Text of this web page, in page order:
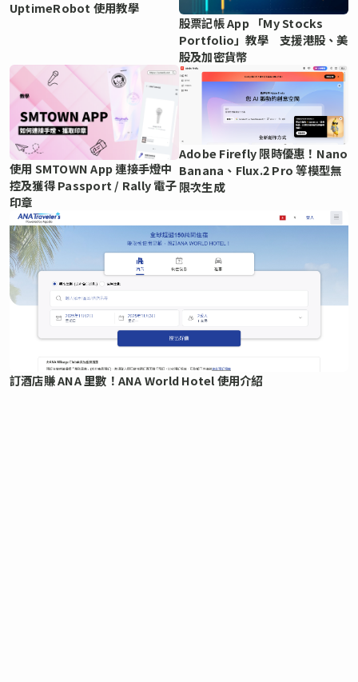
UptimeRobot 使用教學
股票記帳 App 「My Stocks
Portfolio」教學 支援港股、美
股及加密貨幣
使用 SMTOWN App 連接手燈中
控及獲得 Passport / Rally 電子
印章
Adobe Firefly 限時優惠！Nano
Banana、Flux.2 Pro 等模型無
限次生成
訂酒店賺 ANA 里數！ANA World Hotel 使用介紹